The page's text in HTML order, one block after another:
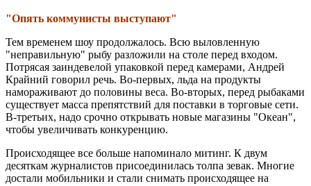
"Опять коммунисты выступают"
Тем временем шоу продолжалось. Всю выловленную
"неправильную" рыбу разложили на столе перед входом.
Потрясая заиндевелой упаковкой перед камерами, Андрей
Крайний говорил речь. Во-первых, льда на продукты
намораживают до половины веса. Во-вторых, перед рыбаками
существует масса препятствий для поставки в торговые сети.
В-третьих, надо срочно открывать новые магазины "Океан",
чтобы увеличивать конкуренцию.
Происходящее все больше напоминало митинг. К двум
десяткам журналистов присоединилась толпа зевак. Многие
достали мобильники и стали снимать происходящее на